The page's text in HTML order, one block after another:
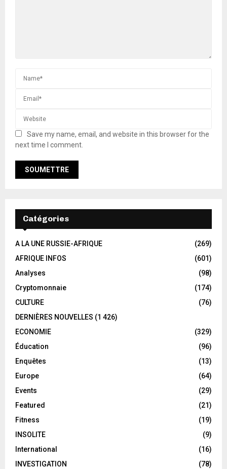
Save my name, email, and website in this browser for the
next time I comment.
Catégories
A LA UNE RUSSIE-AFRIQUE
(269)
AFRIQUE INFOS
(601)
Analyses
(98)
Cryptomonnaie
(174)
CULTURE
(76)
DERNIÈRES NOUVELLES (1 426)
ECONOMIE
(329)
Éducation
(96)
Enquêtes
(13)
Europe
(64)
Events
(29)
Featured
(21)
Fitness
(19)
INSOLITE
(9)
International
(16)
INVESTIGATION
(78)